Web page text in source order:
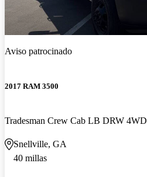
Aviso patrocinado
2017 RAM 3500
Tradesman Crew Cab LB DRW 4WD
Snellville, GA
40 millas